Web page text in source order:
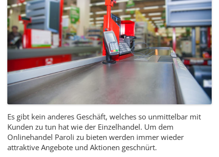
Es gibt kein anderes Geschäft, welches so unmittelbar mit
Kunden zu tun hat wie der Einzelhandel. Um dem
Onlinehandel Paroli zu bieten werden immer wieder
attraktive Angebote und Aktionen geschnürt.